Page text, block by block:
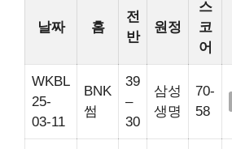
날짜 홈
전
반
원정
스
코
어
WKBL
25-
03-11
BNK
썸
39
–
30
삼성
생명
70-
58